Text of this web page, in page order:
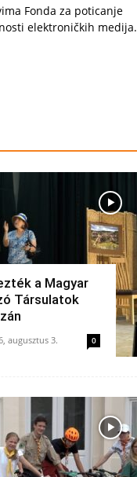
Fonda za poticanje
elektroničkih medija.
a Magyar
Társulatok
augusztus 3. 0